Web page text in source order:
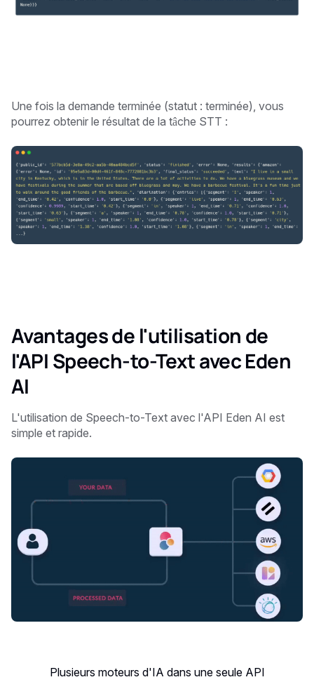
Une fois la demande terminée (statut : terminée), vous
pourrez obtenir le résultat de la tâche STT :
Avantages de l'utilisation de
l'API Speech-to-Text avec Eden
AI
L'utilisation de Speech-to-Text avec l'API Eden AI est
simple et rapide.
Plusieurs moteurs d'IA dans une seule API